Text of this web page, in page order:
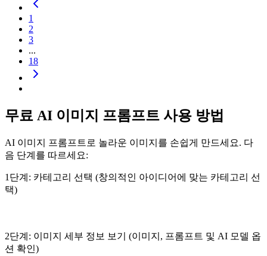
1
2
3
...
18
무료 AI 이미지 프롬프트 사용 방법
AI 이미지 프롬프트로 놀라운 이미지를 손쉽게 만드세요. 다
음 단계를 따르세요:
1단계: 카테고리 선택 (창의적인 아이디어에 맞는 카테고리 선
택)
2단계: 이미지 세부 정보 보기 (이미지, 프롬프트 및 AI 모델 옵
션 확인)